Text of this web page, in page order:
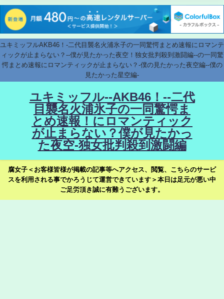
ユキミッフルAKB46！-二代目襲名火浦氷子の一同驚愕まとめ速報にロマンテ
ィックが止まらない？--僕が見たかった夜空！独女批判殺到激闘編--の一同驚
愕まとめ速報にロマンティックが止まらない？-僕の見たかった夜空編--僕の
見たかった星空編-
ユキミッフル--AKB46！--二代
目襲名火浦氷子の一同驚愕ま
とめ速報！にロマンティック
が止まらない？僕が見たかっ
た夜空-独女批判殺到激闘編
腐女子＜お客様皆様が掲載の記事等へアクセス、閲覧、こちらのサービ
スを利用される事でかろうじて運営できています＞本日は足元が悪い中
ご足労頂き誠に有難うございます。